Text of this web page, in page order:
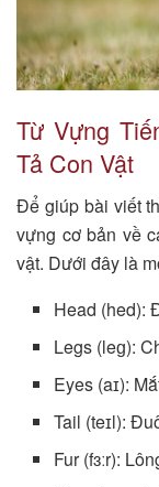
Từ Vựng
Tả Con Vật
Để giúp bài viết
vựng cơ bản về
vật. Dưới đây là
Head (hed):
Legs (leɡ):
Eyes (aɪ):
Tail (teɪl):
Fur (fɜːr):